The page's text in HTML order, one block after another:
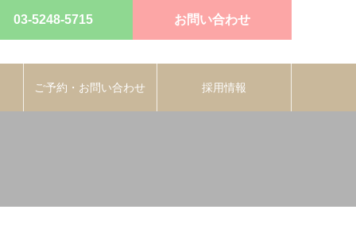
03-5248-5715 お問い合わせ
ご予約・お問い合わせ 採用情報